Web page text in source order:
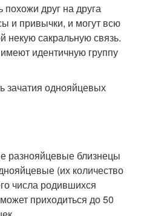
друг на друга
и привычки, и могут всю
сакральную связь.
идентичную группу
зачатия однояйцевых
разнояйцевые близнецы
(их количество
числа родившихся
приходиться до 50